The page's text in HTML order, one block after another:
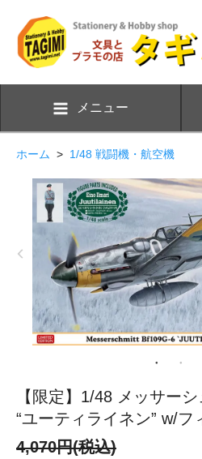
メニュー
ホーム > 1/48 戦闘機・航空機
【限定】1/48 メッサー
“ユーティライネン” w/フ
4,070円(税込)